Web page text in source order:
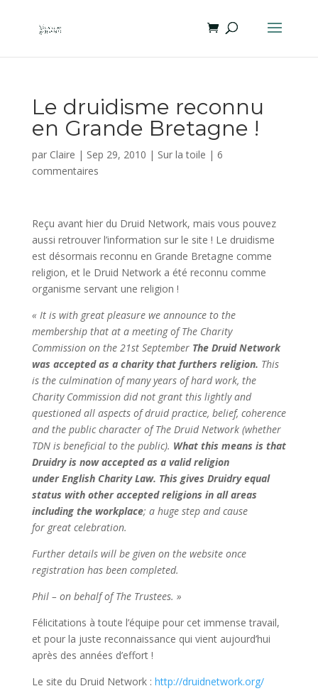
Le druidisme reconnu
en Grande Bretagne !
par Claire | Sep 29, 2010 | Sur la toile | 6
commentaires
Reçu avant hier du Druid Network, mais vous pouvez
aussi retrouver l’information sur le site ! Le druidisme
est désormais reconnu en Grande Bretagne comme
religion, et le Druid Network a été reconnu comme
organisme servant une religion !
« It is with great pleasure we announce to the
membership that at a meeting of The Charity
Commission on the 21st September The Druid Network
was accepted as a charity that furthers religion. This
is the culmination of many years of hard work, the
Charity Commission did not grant this lightly and
questioned all aspects of druid practice, belief, coherence
and the public character of The Druid Network (whether
TDN is beneficial to the public). What this means is that
Druidry is now accepted as a valid religion
under English Charity Law. This gives Druidry equal
status with other accepted religions in all areas
including the workplace; a huge step and cause
for great celebration.
Further details will be given on the website once
registration has been completed.
Phil – on behalf of The Trustees. »
Félicitations à toute l’équipe pour cet immense travail,
et pour la juste reconnaissance qui vient aujourd’hui
après des années d’effort !
Le site du Druid Network : http://druidnetwork.org/